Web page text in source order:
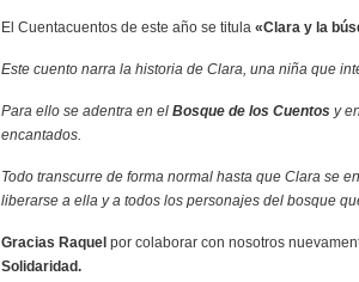
El Cuentacuentos de este año se titula «Clara y la
Este cuento narra la historia de Clara, una niña que
Para ello se adentra en el Bosque de los Cuentos y
encantados.
Todo transcurre de forma normal hasta que Clara se
liberarse a ella y a todos los personajes del bosque
Gracias Raquel por colaborar con nosotros
Solidaridad.